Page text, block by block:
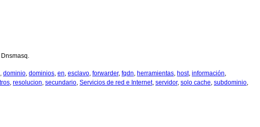
dominio dominios en esclavo forwarder, fqdn herramientas host, información
resolucion secundario Servicios de red e Internet, servidor, solo cache subdominio